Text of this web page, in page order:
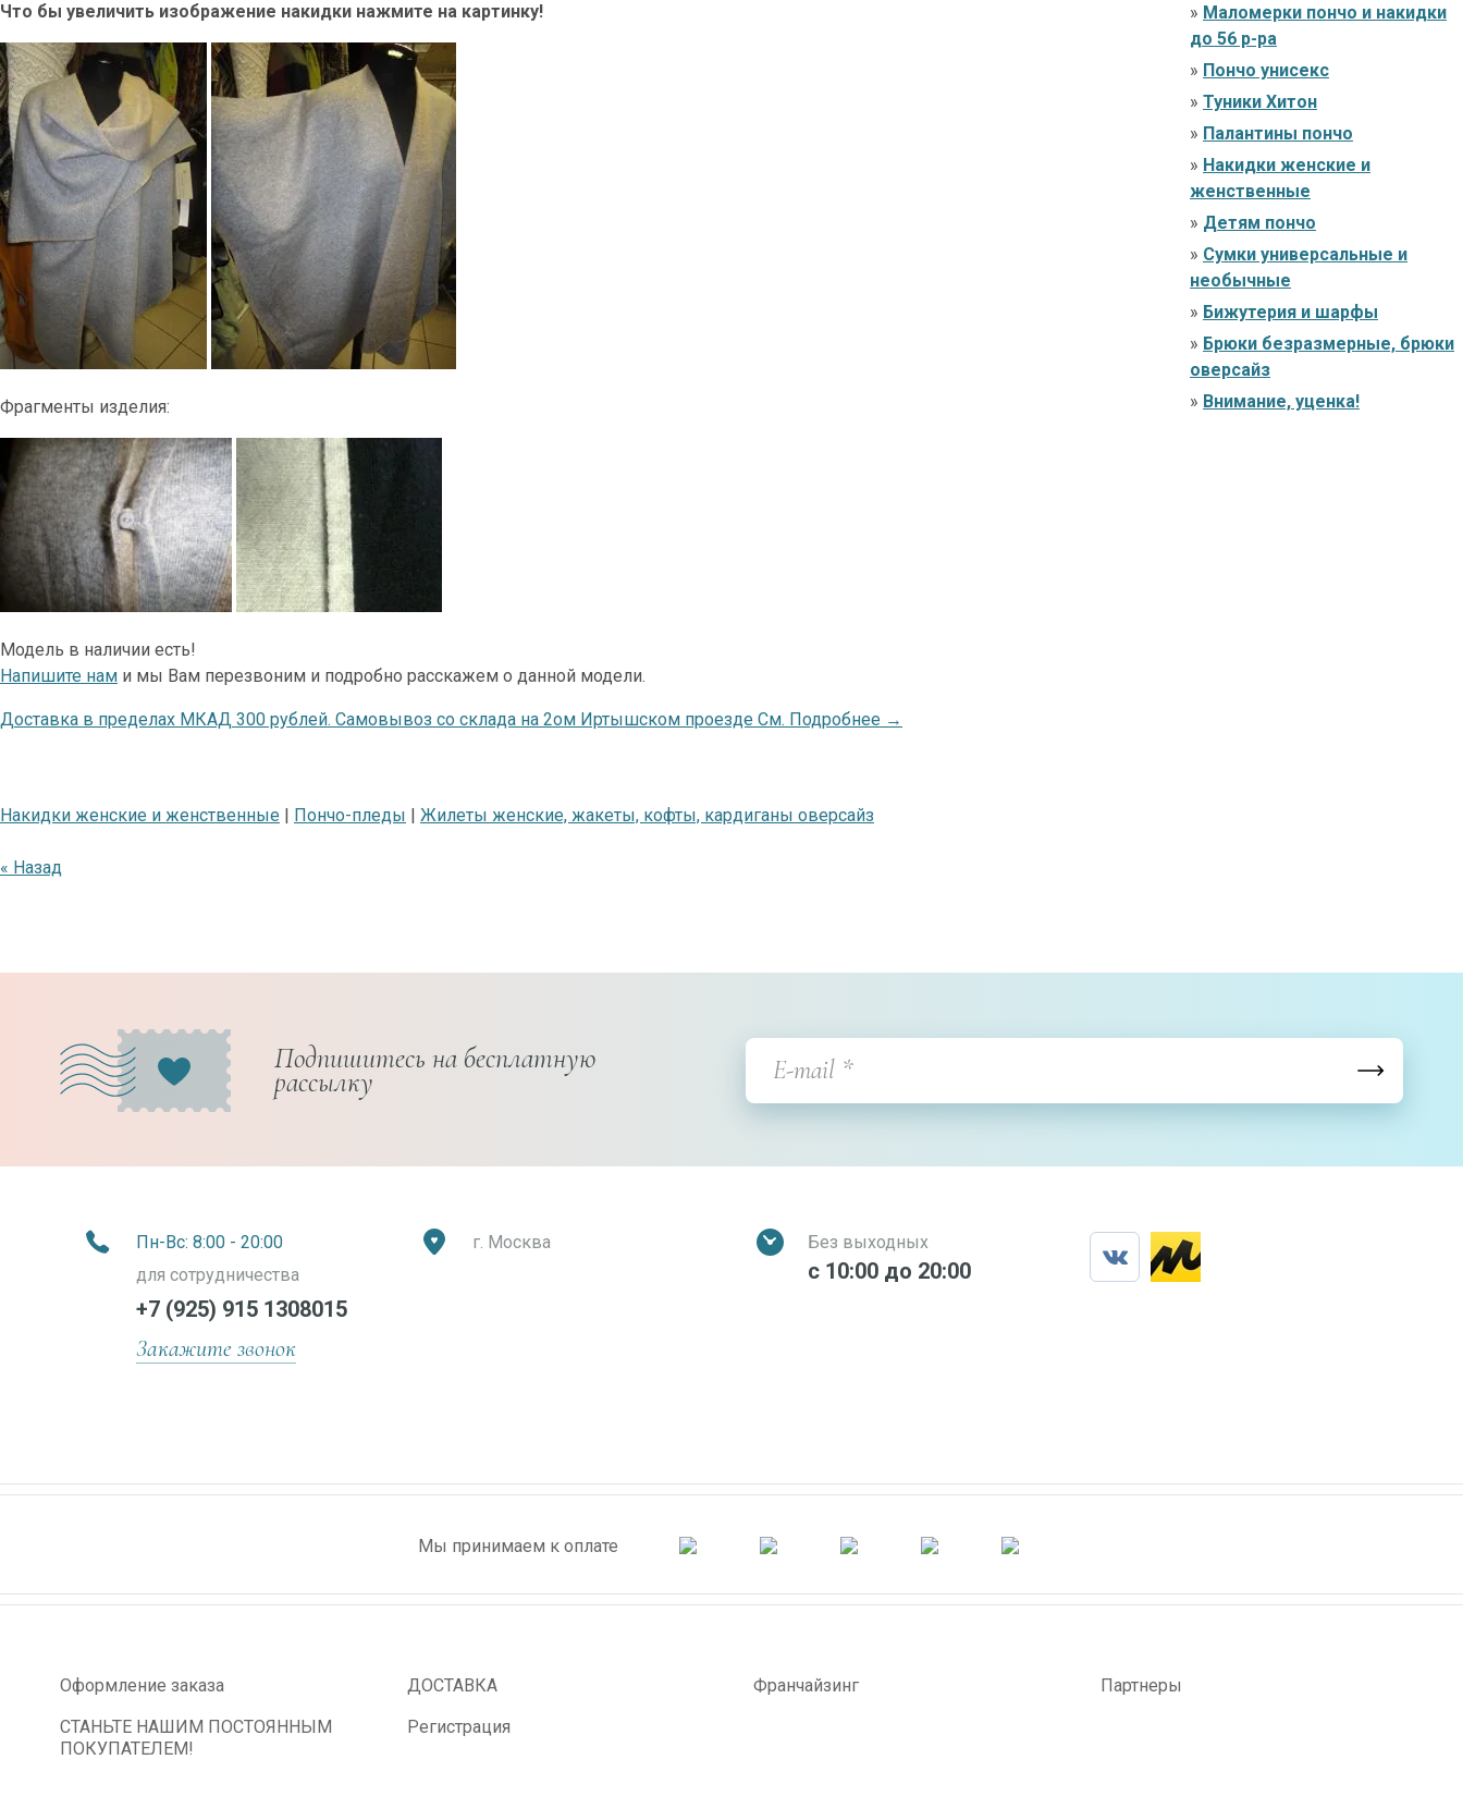
Что бы увеличить изображение накидки нажмите на картинку!
Фрагменты изделия:
Модель в наличии есть!
Напишите нам и мы Вам перезвоним и подробно расскажем о данной модели.
Доставка в пределах МКАД 300 рублей. Самовывоз со склада на 2ом Иртышском проезде См. Подробнее →
Накидки женские и женственные | Пончо-пледы | Жилеты женские, жакеты, кофты, кардиганы оверсайз
» Маломерки пончо и накидки
до 56 р-ра
» Пончо унисекс
» Туники Хитон
» Палантины пончо
» Накидки женские и
женственные
» Детям пончо
» Сумки универсальные и
необычные
» Бижутерия и шарфы
» Брюки безразмерные, брюки
оверсайз
» Внимание, уценка!
« Назад
Подпишитесь на бесплатную
рассылку
Пн-Вс: 8:00 - 20:00
для сотрудничества
+7 (925) 915 1308015
Закажите звонок
г. Москва Без выходных
с 10:00 до 20:00
Мы принимаем к оплате
Оформление заказа ДОСТАВКА Франчайзинг
Партнеры
СТАНЬТЕ НАШИМ ПОСТОЯННЫМ
ПОКУПАТЕЛЕМ!
Регистрация